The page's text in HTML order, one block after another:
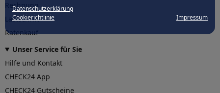
Datenschutzerklärung
Cookierichtlinie
Impressum
Rechnung
Lastschrift
Ratenkauf
Unser Service für Sie
Hilfe und Kontakt
CHECK24 App
CHECK24 Gutscheine